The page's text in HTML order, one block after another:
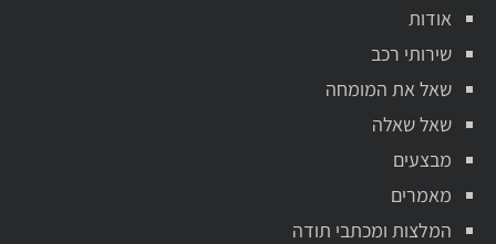
אודות
שירותי רכב
שאל את המומחה
שאל שאלה
מבצעים
מאמרים
המלצות ומכתבי תודה